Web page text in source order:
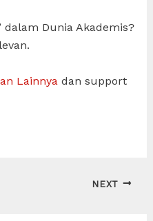
dalam Dunia Akademis?
Lainnya dan support
NEXT